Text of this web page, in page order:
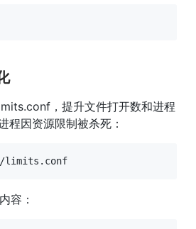
，提升文件打开数和进程
程因资源限制被杀死：
limits.conf
容：